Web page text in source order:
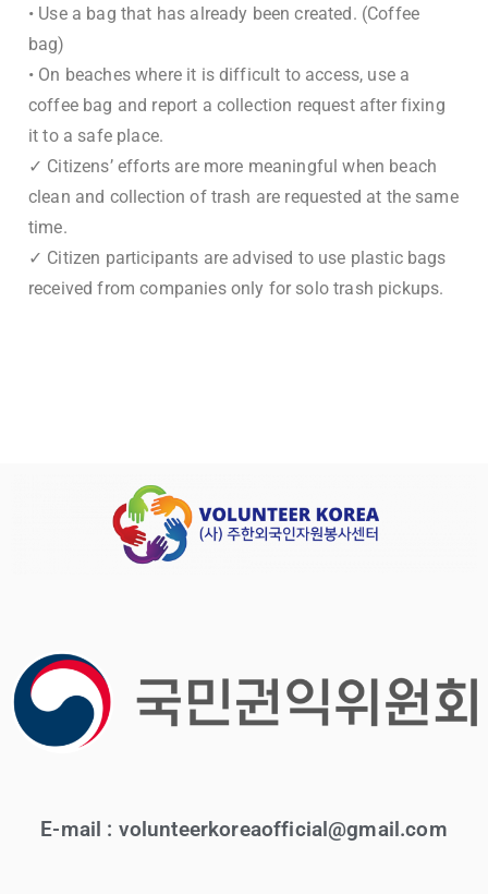
• Use a bag that has already been created. (Coffee
bag)
• On beaches where it is difficult to access, use a
coffee bag and report a collection request after fixing
it to a safe place.
✓ Citizens’ efforts are more meaningful when beach
clean and collection of trash are requested at the same
time.
✓ Citizen participants are advised to use plastic bags
received from companies only for solo trash pickups.
E-mail : volunteerkoreaofficial@gmail.com